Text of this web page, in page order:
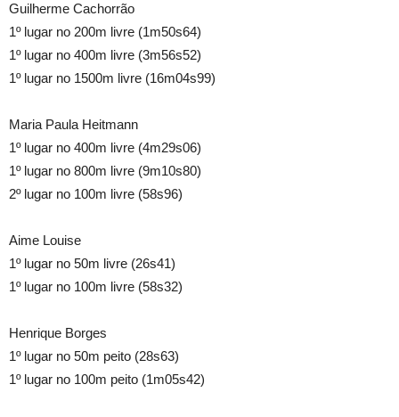
Guilherme Cachorrão
1º lugar no 200m livre (1m50s64)
1º lugar no 400m livre (3m56s52)
1º lugar no 1500m livre (16m04s99)
Maria Paula Heitmann
1º lugar no 400m livre (4m29s06)
1º lugar no 800m livre (9m10s80)
2º lugar no 100m livre (58s96)
Aime Louise
1º lugar no 50m livre (26s41)
1º lugar no 100m livre (58s32)
Henrique Borges
1º lugar no 50m peito (28s63)
1º lugar no 100m peito (1m05s42)